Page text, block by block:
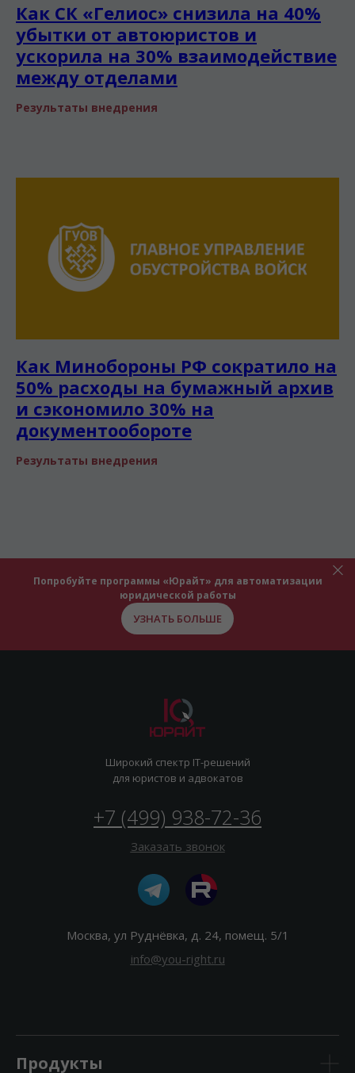
Как СК «Гелиос» снизила на 40%
убытки от автоюристов и
ускорила на 30% взаимодействие
между отделами
Результаты внедрения
Как Минобороны РФ сократило на
50% расходы на бумажный архив
и сэкономило 30% на
документообороте
Результаты внедрения
Попробуйте программы «Юрайт» для автоматизации
юридической работы
УЗНАТЬ БОЛЬШЕ
+7 (499) 938-72-36
Москва, ул Руднёвка, д. 24, помещ. 5/1
info@you-right.ru
Широкий спектр IT-решений
для юристов и адвокатов
Заказать звонок
Продукты